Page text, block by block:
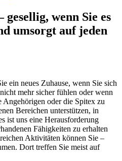
gesellig, wenn Sie es
umsorgt auf jeden
ein neues Zuhause, wenn Sie sich
mehr sicher fühlen oder wenn
oder die Spitex zu
Bereichen unterstützen, in
ist uns eine Herausforderung
Fähigkeiten zu erhalten
Aktivitäten können Sie –
Dort treffen Sie meist auf